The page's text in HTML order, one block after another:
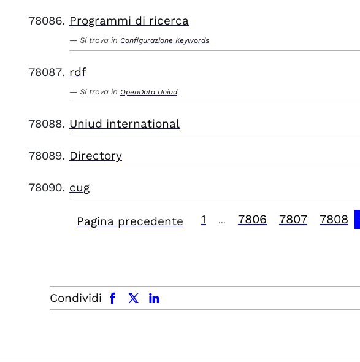
Programmi di ricerca
Si trova in Configurazione Keywords
rdf
Si trova in OpenData Uniud
Uniud international
Directory
cug
Pagina precedente 1 7806 7807 7808
Condividi
facebook x.com linkedin